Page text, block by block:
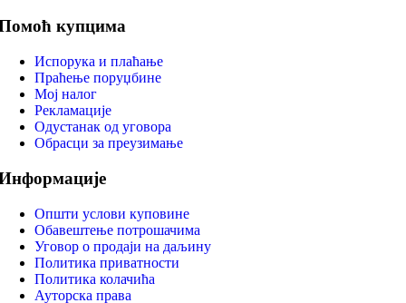
купцима
Испорука и плаћање
Праћење поруџбине
Мој налог
Рекламације
Одустанак од уговора
Обрасци за преузимање
Општи услови куповине
Обавештење потрошачима
Уговор о продаји на даљину
Политика приватности
Политика колачића
Ауторска права